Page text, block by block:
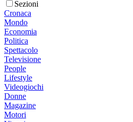
Sezioni
Cronaca
Mondo
Economia
Politica
Spettacolo
Televisione
People
Lifestyle
Videogiochi
Donne
Magazine
Motori